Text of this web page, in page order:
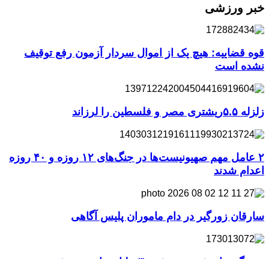
خبر ورزشی
قوه قضاییه: هیچ یک از اموال سردار آزمون رفع توقیف
نشده است
زلزله ۵.۵ریشتری مصر و فلسطین را لرزاند
۲ عامل مهم صهیونیست‌ها در جنگ‌های ۱۲ روزه و ۴۰ روزه
اعدام شدند
سارقان زورگیر در دام ماموران پلیس آگاهی